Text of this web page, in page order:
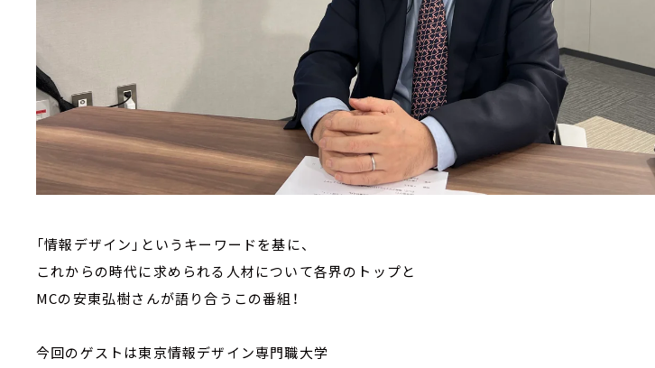
「情報デザイン」というキーワードを基に、
これからの時代に求められる人材について各界のトップと
MCの安東弘樹さんが語り合うこの番組！
今回のゲストは東京情報デザイン専門職大学